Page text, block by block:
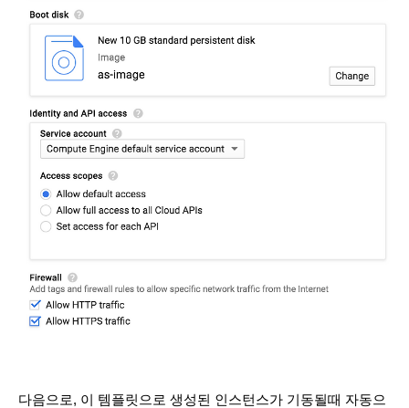
다음으로, 이 템플릿으로 생성된 인스턴스가 기동될때 자동으